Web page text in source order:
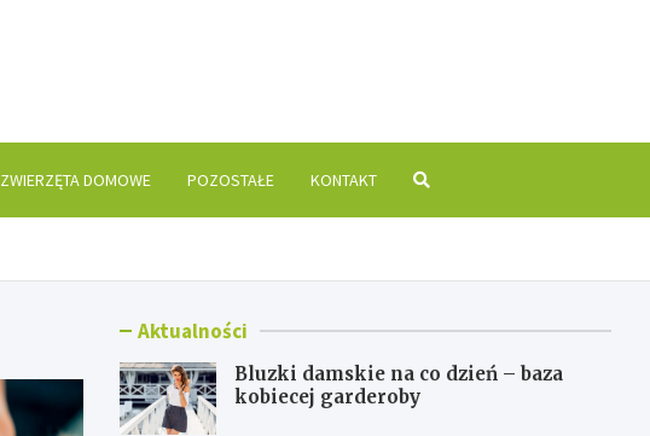
ZWIERZĘTA DOMOWE POZOSTAŁE KONTAKT
Aktualności
Bluzki damskie na co dzień – baza
kobiecej garderoby